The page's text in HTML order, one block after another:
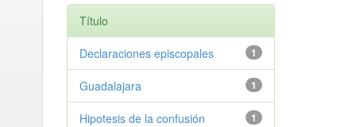
Título
1
Declaraciones episcopales
1
Guadalajara
1
Hipotesis de la confusión